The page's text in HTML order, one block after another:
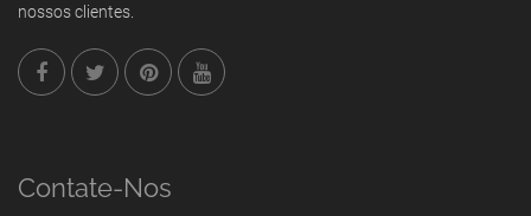
nossos clientes.
Contate-Nos